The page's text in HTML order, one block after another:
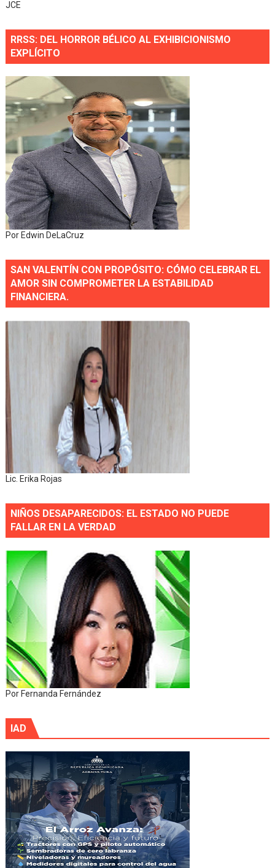
JCE
RRSS: DEL HORROR BÉLICO AL EXHIBICIONISMO
EXPLÍCITO
Por Edwin DeLaCruz
SAN VALENTÍN CON PROPÓSITO: CÓMO CELEBRAR EL
AMOR SIN COMPROMETER LA ESTABILIDAD
FINANCIERA.
Lic. Erika Rojas
NIÑOS DESAPARECIDOS: EL ESTADO NO PUEDE
FALLAR EN LA VERDAD
Por Fernanda Fernández
IAD